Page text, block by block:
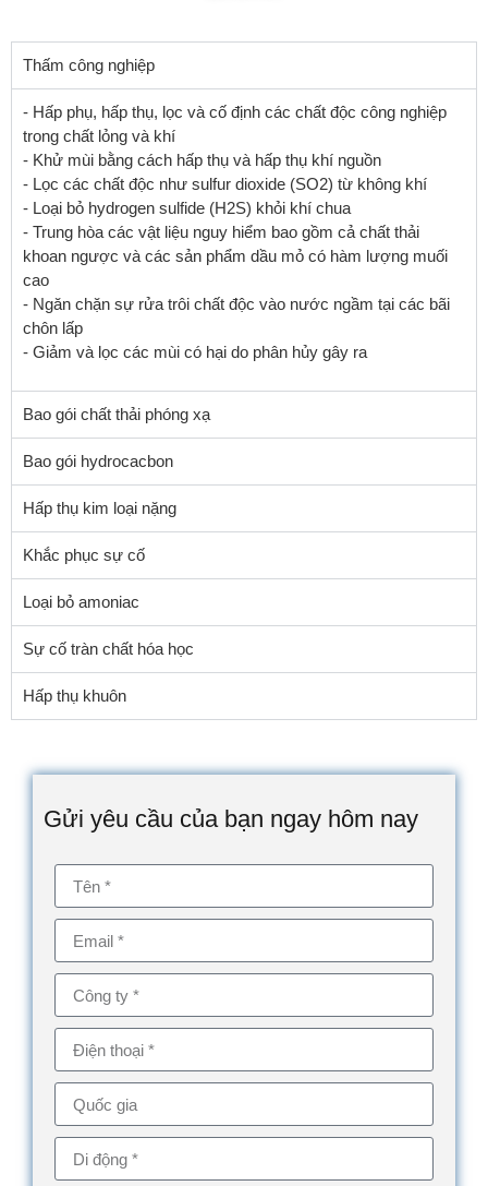
Thấm công nghiệp
- Hấp phụ, hấp thụ, lọc và cố định các chất độc công nghiệp
trong chất lỏng và khí
- Khử mùi bằng cách hấp thụ và hấp thụ khí nguồn
- Lọc các chất độc như sulfur dioxide (SO2) từ không khí
- Loại bỏ hydrogen sulfide (H2S) khỏi khí chua
- Trung hòa các vật liệu nguy hiểm bao gồm cả chất thải
khoan ngược và các sản phẩm dầu mỏ có hàm lượng muối
cao
- Ngăn chặn sự rửa trôi chất độc vào nước ngầm tại các bãi
chôn lấp
- Giảm và lọc các mùi có hại do phân hủy gây ra
Bao gói chất thải phóng xạ
Bao gói hydrocacbon
Hấp thụ kim loại nặng
Khắc phục sự cố
Loại bỏ amoniac
Sự cố tràn chất hóa học
Hấp thụ khuôn
Gửi yêu cầu của bạn ngay hôm nay